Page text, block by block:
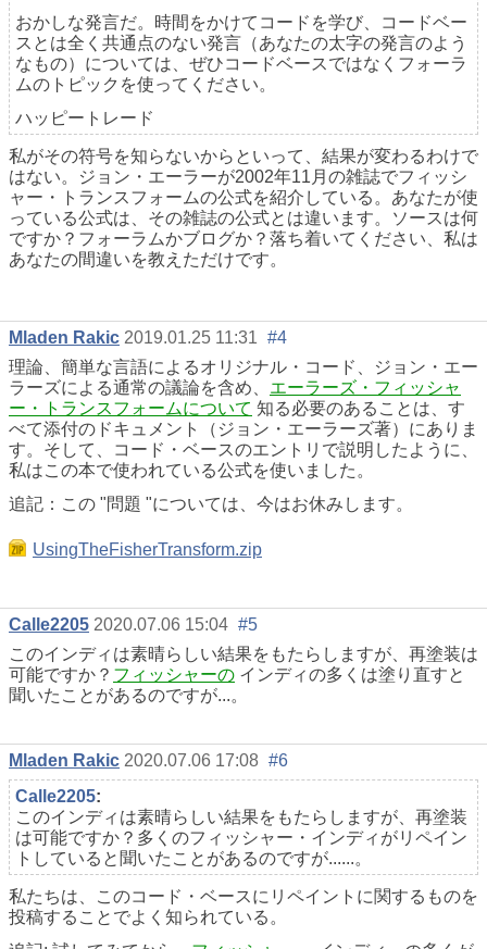
おかしな発言だ。時間をかけてコードを学び、コードベー
スとは全く共通点のない発言（あなたの太字の発言のよう
なもの）については、ぜひコードベースではなくフォーラ
ムのトピックを使ってください。
ハッピートレード
私がその符号を知らないからといって、結果が変わるわけで
はない。ジョン・エーラーが2002年11月の雑誌でフィッシ
ャー・トランスフォームの公式を紹介している。あなたが使
っている公式は、その雑誌の公式とは違います。ソースは何
ですか？フォーラムかブログか？落ち着いてください、私は
あなたの間違いを教えただけです。
Mladen Rakic 2019.01.25 11:31 #4
理論、簡単な言語によるオリジナル・コード、ジョン・エー
ラーズによる通常の議論を含め、 エーラーズ・フィッシャ
ー・トランスフォームについて 知る必要のあることは、す
べて添付のドキュメント（ジョン・エーラーズ著）にありま
す。そして、コード・ベースのエントリで説明したように、
私はこの本で使われている公式を使いました。
追記：この "問題 "については、今はお休みします。
UsingTheFisherTransform.zip
Calle2205 2020.07.06 15:04 #5
このインディは素晴らしい結果をもたらしますが、再塗装は
可能ですか？ フィッシャーの インディの多くは塗り直すと
聞いたことがあるのですが...。
Mladen Rakic 2020.07.06 17:08 #6
Calle2205:
このインディは素晴らしい結果をもたらしますが、再塗装
は可能ですか？多くのフィッシャー・インディがリペイン
トしていると聞いたことがあるのですが......。
私たちは、このコード・ベースにリペイントに関するものを
投稿することでよく知られている。